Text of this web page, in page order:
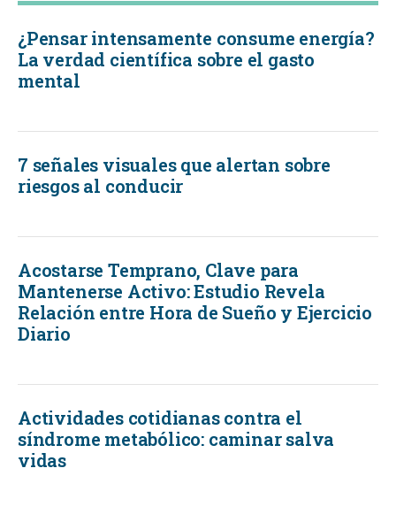
¿Pensar intensamente consume energía?
La verdad científica sobre el gasto
mental
7 señales visuales que alertan sobre
riesgos al conducir
Acostarse Temprano, Clave para
Mantenerse Activo: Estudio Revela
Relación entre Hora de Sueño y Ejercicio
Diario
Actividades cotidianas contra el
síndrome metabólico: caminar salva
vidas